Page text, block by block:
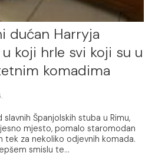
dućan Harryja
koji hrle svi koji su u
komadima
Španjolskih stuba u Rimu,
mjesto, pomalo staromodan
tek za nekoliko odjevnih komada.
smislu te...